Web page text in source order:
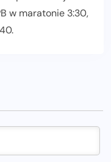
w maratonie 3:30,